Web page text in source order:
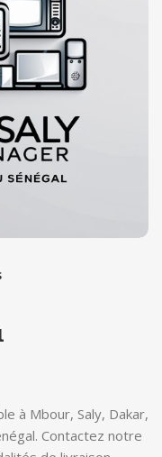
à Mbour, Saly, Dakar,
Contactez notre